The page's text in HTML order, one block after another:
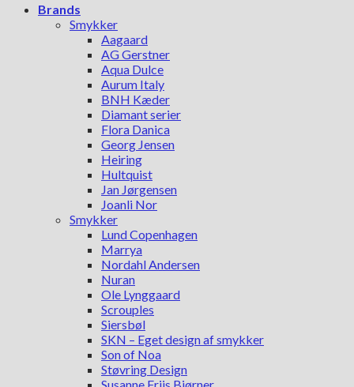
Brands
Smykker
Aagaard
AG Gerstner
Aqua Dulce
Aurum Italy
BNH Kæder
Diamant serier
Flora Danica
Georg Jensen
Heiring
Hultquist
Jan Jørgensen
Joanli Nor
Smykker
Lund Copenhagen
Marrya
Nordahl Andersen
Nuran
Ole Lynggaard
Scrouples
Siersbøl
SKN – Eget design af smykker
Son of Noa
Støvring Design
Susanne Friis Bjørner